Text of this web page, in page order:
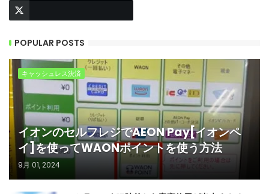
POPULAR POSTS
キャッシュレス決済
イオンのセルフレジでAEON Pay[イオンペ
イ]を使ってWAONポイントを使う方法
9月 01, 2024